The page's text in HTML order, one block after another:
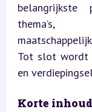
belangrijkste
thema’s,
Tot slot wordt
en
Korte